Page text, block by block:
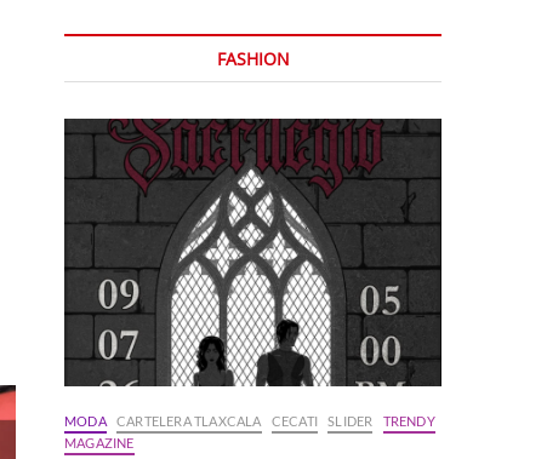
FASHION
MODA CARTELERA TLAXCALA CECATI SLIDER
TRENDY
MAGAZINE